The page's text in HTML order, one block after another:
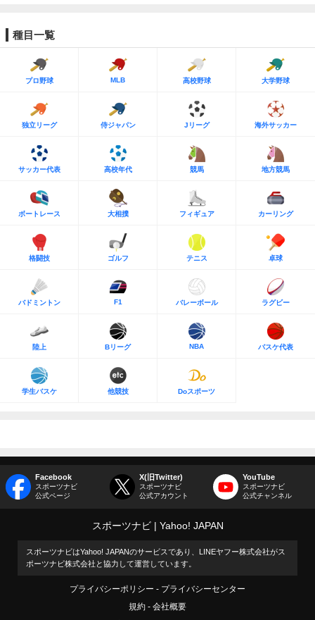
種目一覧
プロ野球 MLB 高校野球 大学野球
独立リーグ 侍ジャパン Jリーグ 海外サッカー
サッカー代表 高校年代 競馬 地方競馬
ボートレース 大相撲 フィギュア カーリング
格闘技 ゴルフ テニス 卓球
バドミントン F1 バレーボール ラグビー
陸上 Bリーグ NBA バスケ代表
学生バスケ 他競技 Doスポーツ
Facebook
スポーツナビ
公式ページ
X(旧Twitter)
スポーツナビ
公式アカウント
YouTube
スポーツナビ
公式チャンネル
スポーツナビ Yahoo! JAPAN
スポーツナビはYahoo! JAPANのサービスであり、LINEヤフー株式会社がス
ポーツナビ株式会社と協力して運営しています。
プライバシーポリシー
プライバシーセンター
規約
会社概要